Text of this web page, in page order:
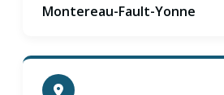
Montereau-Fault-Yonne